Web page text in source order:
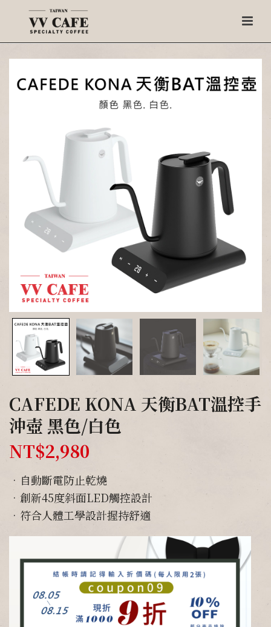
CAFEDE KONA 天衡BAT溫控手
沖壺 黑色/白色
NT$2,980
•自動斷電防止乾燒
•創新45度斜面LED觸控設計
•符合人體工學設計握持舒適